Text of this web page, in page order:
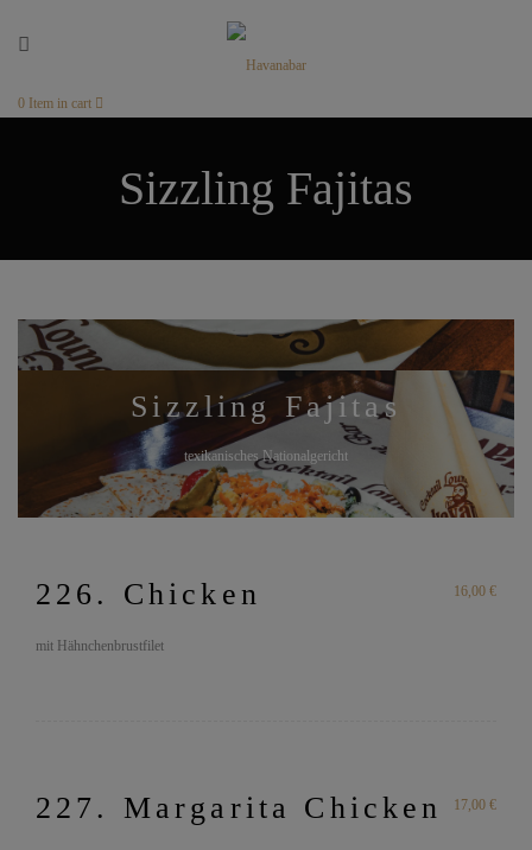
0 Item in cart
Sizzling Fajitas
Sizzling Fajitas
texikanisches Nationalgericht
226. Chicken 16,00 €
mit Hähnchenbrustfilet
227. Margarita Chicken 17,00 €